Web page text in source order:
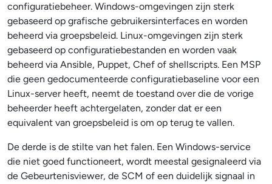
configuratiebeheer. Windows-omgevingen zijn sterk
gebaseerd op grafische gebruikersinterfaces en worden
beheerd via groepsbeleid. Linux-omgevingen zijn sterk
gebaseerd op configuratiebestanden en worden vaak
beheerd via Ansible, Puppet, Chef of shellscripts. Een MSP
die geen gedocumenteerde configuratiebaseline voor een
Linux-server heeft, neemt de toestand over die de vorige
beheerder heeft achtergelaten, zonder dat er een
equivalent van groepsbeleid is om op terug te vallen.
De derde is de stilte van het falen. Een Windows-service
die niet goed functioneert, wordt meestal gesignaleerd via
de Gebeurtenisviewer, de SCM of een duidelijk signaal in